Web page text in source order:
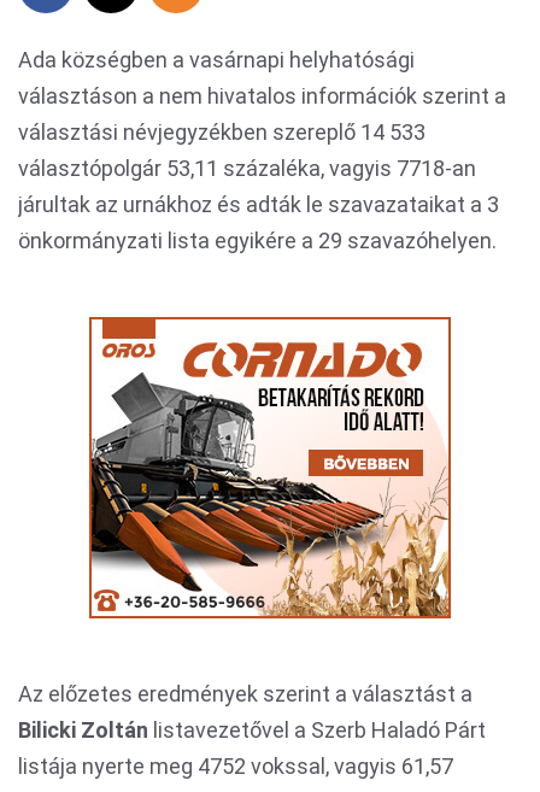
Ada községben a vasárnapi helyhatósági
választáson a nem hivatalos információk szerint a
választási névjegyzékben szereplő 14 533
választópolgár 53,11 százaléka, vagyis 7718-an
járultak az urnákhoz és adták le szavazataikat a 3
önkormányzati lista egyikére a 29 szavazóhelyen.
Az előzetes eredmények szerint a választást a
Bilicki Zoltán listavezetővel a Szerb Haladó Párt
listája nyerte meg 4752 vokssal, vagyis 61,57